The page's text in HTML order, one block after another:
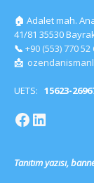
🏠 Adalet mah.
41/81 35530
📞 +90 (553) 770 52
📩
UETS: 15623-
Tanıtım yazısı,